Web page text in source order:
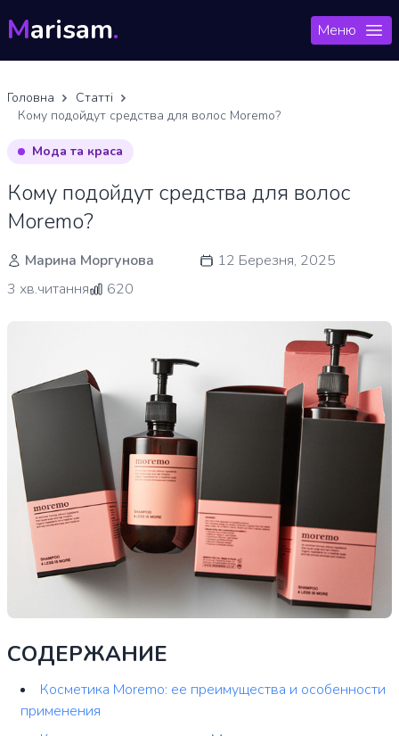
Marisam. Меню
Головна
Статті
Кому подойдут средства для волос Moremo?
Мода та краса
Кому подойдут средства для волос
Moremo?
Марина Моргунова
12 Березня, 2025
3 хв.читання
620
СОДЕРЖАНИЕ
Косметика Moremo: ее преимущества и особенности
применения